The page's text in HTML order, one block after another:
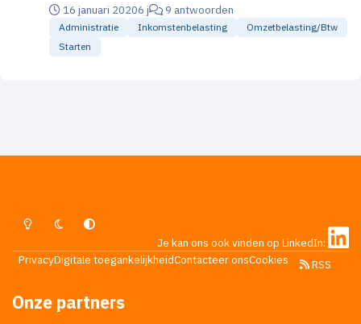
stijl, boek ik dan het totale factuurbedrag, dus incl.
BTW, als kosten? Mvgr. Felix Huijs
16 januari 20206 j 9 antwoorden
Administratie Inkomstenbelasting
Omzetbelasting/btw
Starten
Lichte ModusDonkere ModusSysteemvoorkeur
Je kan ons ook vinden op LinkedIn:
PrivacyDigitale toegankelijkheidContacteer onsCookies RSS
Onze partners